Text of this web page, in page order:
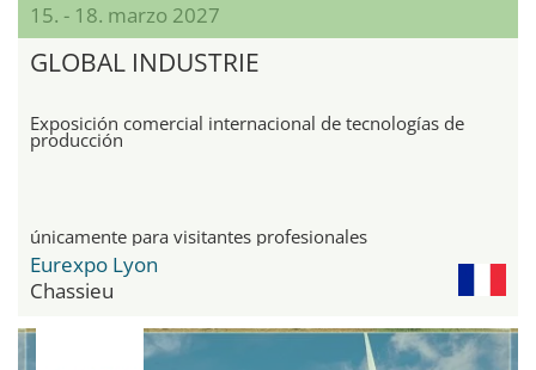
15. - 18. marzo 2027
GLOBAL INDUSTRIE
Exposición comercial internacional de tecnologías de
producción
únicamente para visitantes profesionales
Eurexpo Lyon
Chassieu